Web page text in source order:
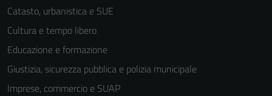
Catasto, urbanistica e SUE
Cultura e tempo libero
Educazione e formazione
Giustizia, sicurezza pubblica e polizia municipale
Imprese, commercio e SUAP